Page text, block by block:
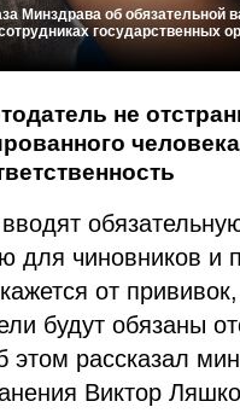
Минздрава об обязательной
государственных
не
вводят
для чиновников и
от прививок,
будут обязаны
этом рассказал
Виктор Ляшко